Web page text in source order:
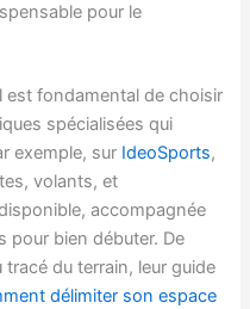
pour le
est fondamental de choisir
spécialisées qui
exemple, sur IdeoSports,
volants, et
accompagnée
pour bien débuter. De
du terrain, leur guide
délimiter son espace